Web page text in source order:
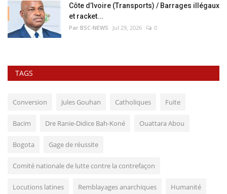
Côte d’Ivoire (Transports) / Barrages illégaux
et racket...
Par BSC-NEWS Jul 29, 2026 0
TAGS
Conversion Jules Gouhan Catholiques Fuite
Bacim Dre Ranie-Didice Bah-Koné Ouattara Abou
Bogota Gage de réussite
Comité nationale de lutte contre la contrefaçon
Locutions latines Remblayages anarchiques Humanité